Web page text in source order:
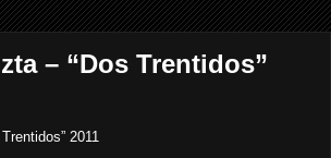
– “Dos Trentidos”
2011